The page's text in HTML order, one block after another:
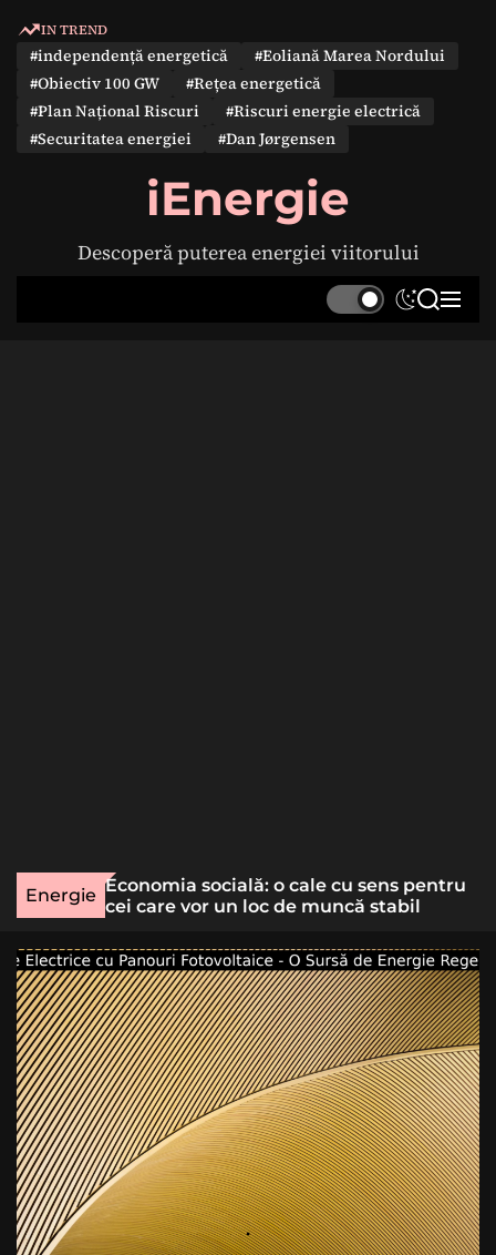
IN TREND
#independență energetică
#Eoliană Marea Nordului
#Obiectiv 100 GW
#Rețea energetică
#Plan Național Riscuri
#Riscuri energie electrică
#Securitatea energiei
#Dan Jørgensen
iEnergie
Descoperă puterea energiei viitorului
S
S M
Energie
rară
Economia socială: o cale cu sens pentru
cei care vor un loc de muncă stabil